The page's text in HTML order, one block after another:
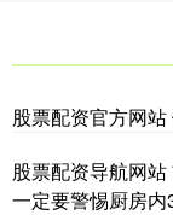
股票配资官方网
股票配资导航网
一定要警惕厨房内